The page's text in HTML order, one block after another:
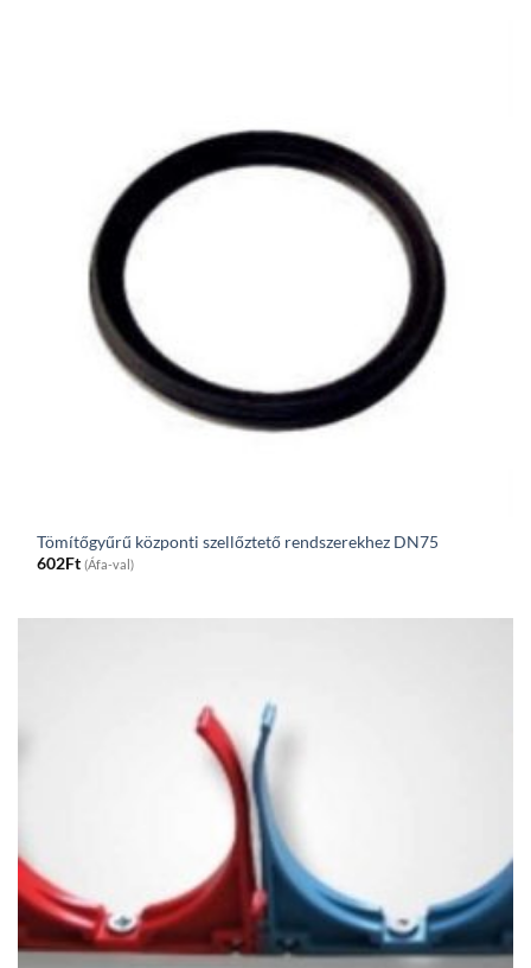
Tömítőgyűrű központi szellőztető rendszerekhez DN75
602Ft (Áfa-val)